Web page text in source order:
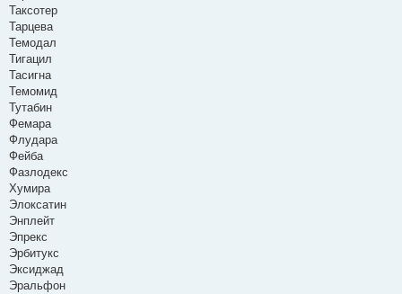
Таксотер
Тарцева
Темодал
Тигацил
Тасигна
Темомид
Тутабин
Фемара
Флудара
Фейба
Фазлодекс
Хумира
Элоксатин
Энплейт
Эпрекс
Эрбитукс
Эксиджад
Эральфон